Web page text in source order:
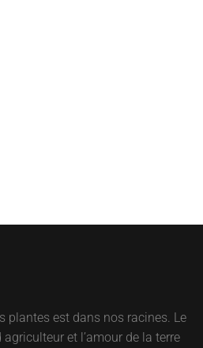
plantes est dans nos racines. Le
et l’amour de la terre